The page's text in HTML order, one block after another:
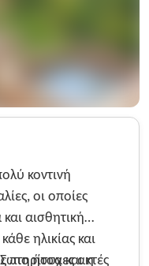
κοντινή
οι οποίες
αισθητική
ηλικίας και
και η
πιο ήσυχες ακτές